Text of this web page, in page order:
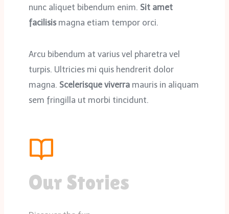
nunc aliquet bibendum enim. Sit amet
facilisis magna etiam tempor orci.
Arcu bibendum at varius vel pharetra vel
turpis. Ultricies mi quis hendrerit dolor
magna. Scelerisque viverra mauris in aliquam
sem fringilla ut morbi tincidunt.
Our Stories